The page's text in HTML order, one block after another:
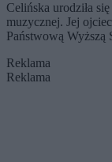
Celińska urodziła
muzycznej. Jej
Państwową Wyższą
Reklama
Reklama